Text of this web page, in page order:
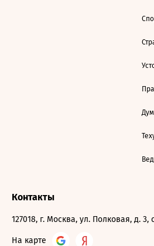
Контакты
127018, г. Москва, ул. Полковая, д. 3,
На карте